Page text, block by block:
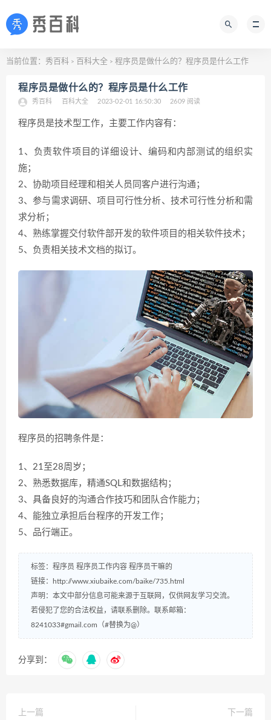
当前位置： 秀百科 > 百科大全 > 程序员是做什么的？程序员是什么工作
程序员是做什么的？程序员是什么工作
秀百科 百科大全 2023-02-01 16:50:30 2609 阅读
程序员是技术型工作，主要工作内容有：
1、负责软件项目的详细设计、编码和内部测试的组织实
施；
2、协助项目经理和相关人员同客户进行沟通；
3、参与需求调研、项目可行性分析、技术可行性分析和需
求分析；
4、熟练掌握交付软件部开发的软件项目的相关软件技术；
5、负责相关技术文档的拟订。
程序员的招聘条件是：
1、21至28周岁；
2、熟悉数据库，精通SQL和数据结构；
3、具备良好的沟通合作技巧和团队合作能力；
4、能独立承担后台程序的开发工作；
5、品行端正。
标签： 程序员 程序员工作内容 程序员干嘛的
链接：
http://www.xiubaike.com/baike/735.html
声明：本文中部分信息可能来源于互联网，仅供网友学习交流。
若侵犯了您的合法权益，请联系删除。联系邮箱：
8241033#gmail.com（#替换为@）
分享到：
上一篇
下一篇